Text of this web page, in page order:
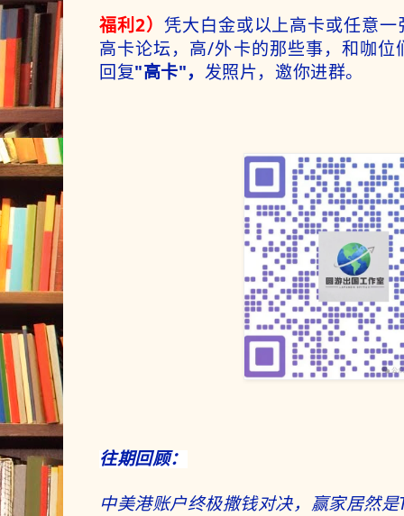
福利2） 凭大白金或以上高卡或任意
高卡论坛，高/外卡的那些事，和咖位
回复"高卡"， 发照片，邀你进群。
往期回顾：
中美港账户终极撒钱对决，赢家居然是